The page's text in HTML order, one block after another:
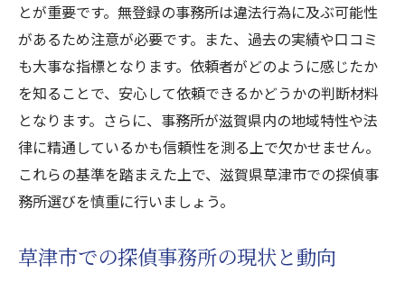
地域特有の問題に対応する探偵事務所の選
び方
草津市の探偵事務所が提供する地域特化サ
ービス
探偵事務所選びにおける地域の魅力の重要
性
滋賀県草津市で注目の探偵事務所が提供する独
草津市の探偵事務所が提供する主要なサー
とが重要です。無登録の事務所は違法行為に及ぶ可能性
があるため注意が必要です。また、過去の実績や口コミ
も大事な指標となります。依頼者がどのように感じたか
を知ることで、安心して依頼できるかどうかの判断材料
となります。さらに、事務所が滋賀県内の地域特性や法
律に精通しているかも信頼性を測る上で欠かせません。
これらの基準を踏まえた上で、滋賀県草津市での探偵事
務所選びを慎重に行いましょう。
草津市での探偵事務所の現状と動向